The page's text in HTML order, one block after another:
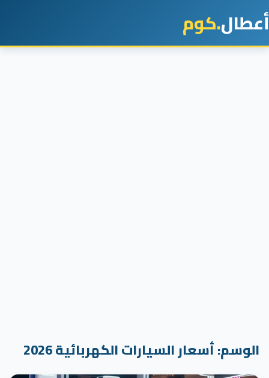
أعطال.كوم
الوسم:أسعار السيارات الكهربائية 2026